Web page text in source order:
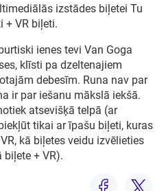
izstādes biļetei Tu
+ VR biļeti.
ienes tevi Van Goga
klīsti pa dzeltenajiem
debesīm. Runa nav par
ir par iešanu mākslā iekšā.
atsevišķā telpā (ar
tikai ar īpašu biļeti, kuras
kā biļetes veidu izvēlieties
biļete + VR).